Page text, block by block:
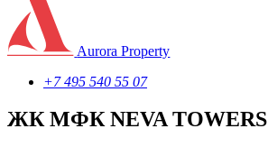
Aurora Property
+7 495 540 55 07
ЖК MФК NEVA TOWERS